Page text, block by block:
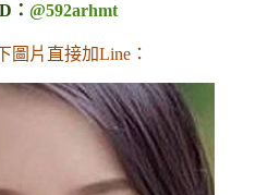
： @592arhmt
圖片直接加Line：